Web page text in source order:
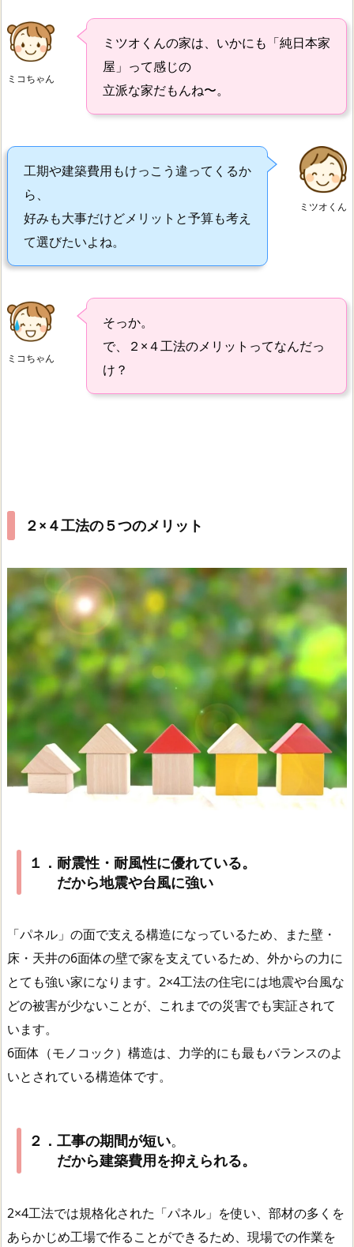
ミコちゃん
ミツオくんの家は、いかにも「純日本家
屋」って感じの
立派な家だもんね〜。
ミツオくん
工期や建築費用もけっこう違ってくるか
ら、
好みも大事だけどメリットと予算も考え
て選びたいよね。
ミコちゃん
そっか。
で、２×４工法のメリットってなんだっ
け？
２×４工法の５つのメリット
１．耐震性・耐風性に優れている。
だから地震や台風に強い
「パネル」の面で支える構造になっているため、また壁・
床・天井の6面体の壁で家を支えているため、外からの力に
とても強い家になります。2×4工法の住宅には地震や台風な
どの被害が少ないことが、これまでの災害でも実証されて
います。
6面体（モノコック）構造は、力学的にも最もバランスのよ
いとされている構造体です。
２．工事の期間が短い。
だから建築費用を抑えられる。
2×4工法では規格化された「パネル」を使い、部材の多くを
あらかじめ工場で作ることができるため、現場での作業を